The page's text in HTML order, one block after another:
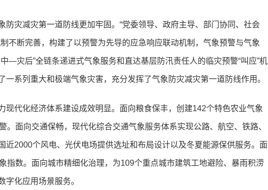
防灾减灾第一道防线更加牢固。“党委领导、政府主导、部门协同、社会
不断完善，构建了以预警为先导的应急响应联动机制，气象预警与气象
—灾后”全链条递进式气象服务和直达基层防汛责任人的临灾预警“叫应”机
系列重大和极端气象灾害，充分发挥了气象防灾减灾第一道防线作用。
现代化经济体系建设成效明显。面向粮食保丰，创建142个特色农业气象
。面向交通保畅，现代化综合交通气象服务体系实现公路、航空、铁路、
近2000个风电、光伏电场提供选址和布局设计以及冬夏能源保供服务。面
指数。面向城市精细化治理，为109个重点城市建筑工地避险、暴雨积涝
字化应用场景服务。